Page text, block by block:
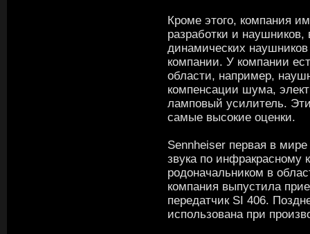
Кроме этого, компания
разработки и
динамических
компании. У компании
области, например,
компенсации шума,
ламповый усилитель.
самые высокие оценки.
Sennheiser первая в
звука по инфракрасному
родоначальником в
компания выпустила
передатчик SI 406.
использована при